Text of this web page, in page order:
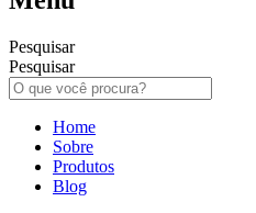
Pesquisar
Pesquisar
Home
Sobre
Produtos
Blog